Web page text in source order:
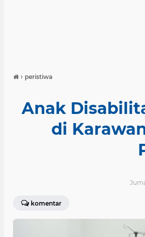
› peristiwa
Anak
di
komentar